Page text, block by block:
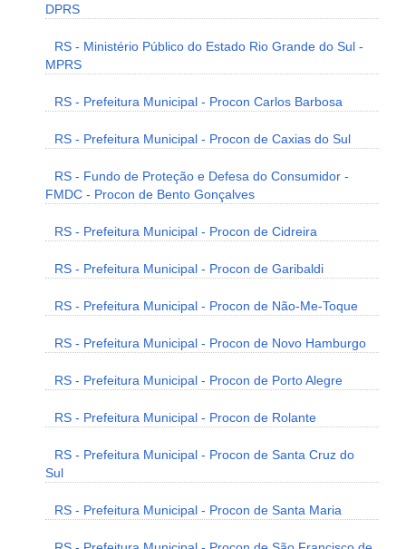
DPRS
RS - Ministério Público do Estado Rio Grande do Sul -
MPRS
RS - Prefeitura Municipal - Procon Carlos Barbosa
RS - Prefeitura Municipal - Procon de Caxias do Sul
RS - Fundo de Proteção e Defesa do Consumidor -
FMDC - Procon de Bento Gonçalves
RS - Prefeitura Municipal - Procon de Cidreira
RS - Prefeitura Municipal - Procon de Garibaldi
RS - Prefeitura Municipal - Procon de Não-Me-Toque
RS - Prefeitura Municipal - Procon de Novo Hamburgo
RS - Prefeitura Municipal - Procon de Porto Alegre
RS - Prefeitura Municipal - Procon de Rolante
RS - Prefeitura Municipal - Procon de Santa Cruz do
Sul
RS - Prefeitura Municipal - Procon de Santa Maria